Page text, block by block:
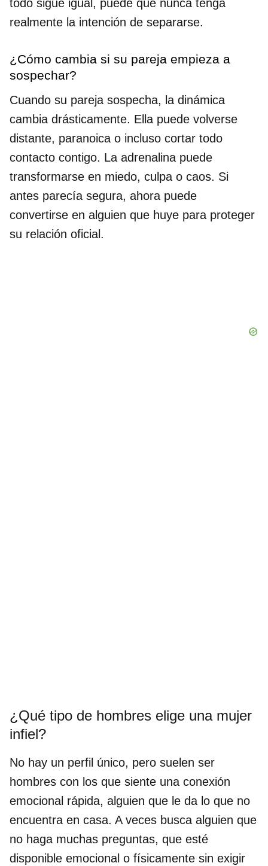
todo sigue igual, puede que nunca tenga
realmente la intención de separarse.
¿Cómo cambia si su pareja empieza a
sospechar?
Cuando su pareja sospecha, la dinámica
cambia drásticamente. Ella puede volverse
distante, paranoica o incluso cortar todo
contacto contigo. La adrenalina puede
transformarse en miedo, culpa o caos. Si
antes parecía segura, ahora puede
convertirse en alguien que huye para proteger
su relación oficial.
¿Qué tipo de hombres elige una mujer
infiel?
No hay un perfil único, pero suelen ser
hombres con los que siente una conexión
emocional rápida, alguien que le da lo que no
encuentra en casa. A veces busca alguien que
no haga muchas preguntas, que esté
disponible emocional o físicamente sin exigir